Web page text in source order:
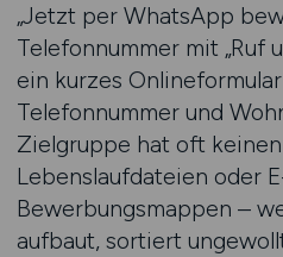
„Jetzt per WhatsApp
Telefonnummer mit „Ruf
ein kurzes
Telefonnummer und
Zielgruppe hat oft
Lebenslaufdateien oder
Bewerbungsmappen –
aufbaut, sortiert